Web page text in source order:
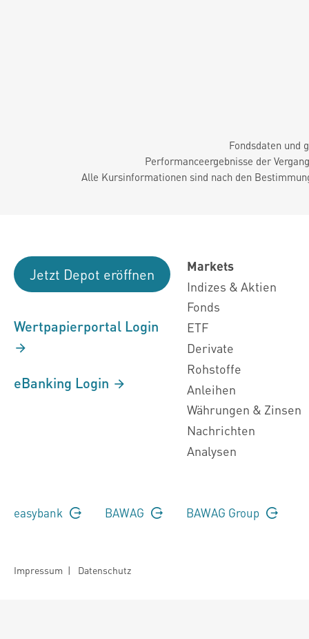
Fondsdaten und
Performanceergebnisse der
Alle Kursinformationen sind nach den
Jetzt Depot eröffnen
Wertpapierportal Login
eBanking Login
Markets
Indizes & Aktien
Fonds
ETF
Derivate
Rohstoffe
Anleihen
Währungen & Zinsen
Nachrichten
Analysen
easybank BAWAG BAWAG Group
Impressum | Datenschutz